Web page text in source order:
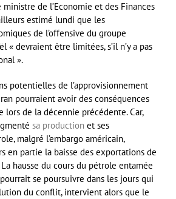
ministre de l’Economie et des Finances
estimé lundi que les
de l’offensive du groupe
« devraient être limitées, s’il n’y a pas
».
potentielles de l’approvisionnement
pourraient avoir des conséquences
lors de la décennie précédente. Car,
sa production et ses
malgré l’embargo américain,
en partie la baisse des exportations de
hausse du cours du pétrole entamée
se poursuivre dans les jours qui
du conflit, intervient alors que le